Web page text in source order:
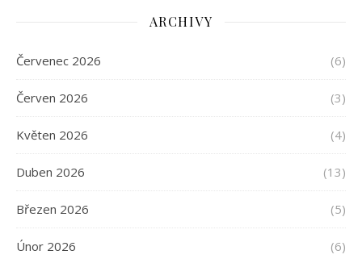
ARCHIVY
Červenec 2026 (6)
Červen 2026 (3)
Květen 2026 (4)
Duben 2026 (13)
Březen 2026 (5)
Únor 2026 (6)